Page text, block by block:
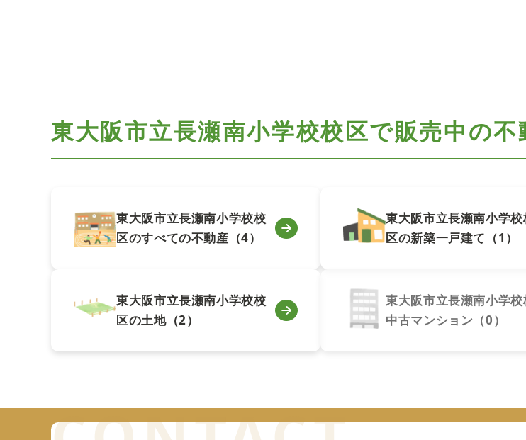
東大阪市立長瀬南小学校校区で販売中の
東大阪市立長瀬南小学校校
区のすべての不動産（4）
東大阪市立長瀬南小学校
区の新築一戸建て（1）
東大阪市立長瀬南小学校校
区の土地（2）
東大阪市立長瀬南小学
中古マンション（0）